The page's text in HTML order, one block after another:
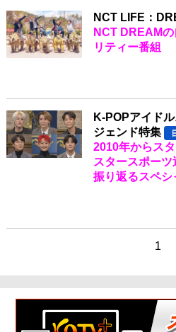
NCT LIFE：
NCT DREAM
リティー番組
K-POPアイド
ジェンド特集
2010年からス
スタースポー
振り返るスペシ
1